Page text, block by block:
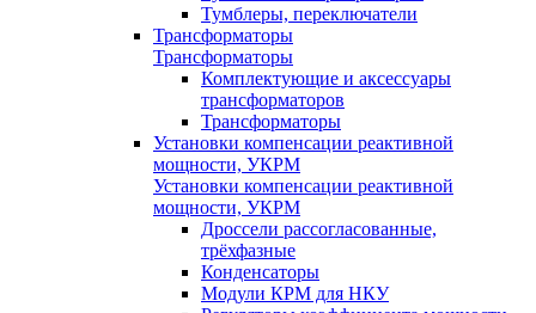
Тумблеры, переключатели
Трансформаторы
Трансформаторы
Комплектующие и аксессуары
трансформаторов
Трансформаторы
Установки компенсации реактивной
мощности, УКРМ
Установки компенсации реактивной
мощности, УКРМ
Дроссели рассогласованные,
трёхфазные
Конденсаторы
Модули КРМ для НКУ